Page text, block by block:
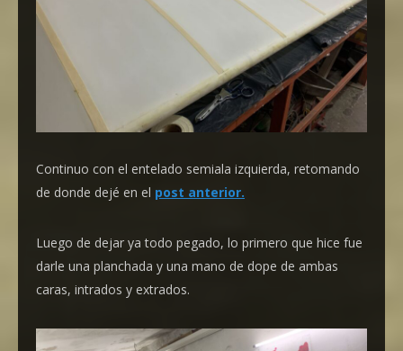
Continuo con el entelado semiala izquierda, retomando
de donde dejé en el post anterior.
Luego de dejar ya todo pegado, lo primero que hice fue
darle una planchada y una mano de dope de ambas
caras, intrados y extrados.